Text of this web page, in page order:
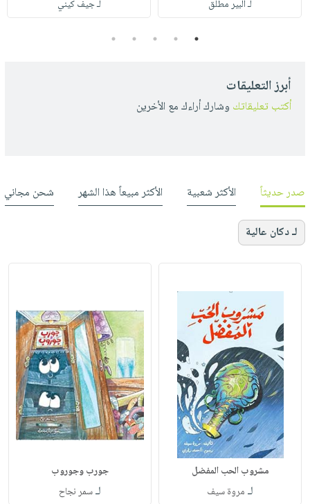
لـ ألبير مطلق لـ جيف كيني
1
2
3
4
5
أبرز التعليقات
أكتب تعليقاتك وشارك أراءك مع الأخرين
صدر حديثاً الأكثر شعبية الأكثر مبيعاً هذا الشهر شحن مجاني
لـ دكان عالية
مشروب الحب المفضل
لـ مروة سيف
جورب وجوروب
لـسمر نجاح